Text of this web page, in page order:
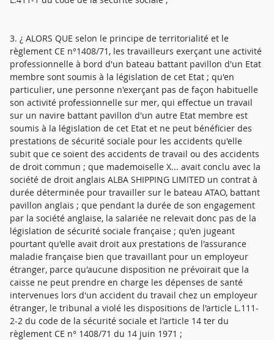
3. ¿ ALORS QUE selon le principe de territorialité et le
règlement CE n°1408/71, les travailleurs exerçant une activité
professionnelle à bord d'un bateau battant pavillon d'un Etat
membre sont soumis à la législation de cet Etat ; qu'en
particulier, une personne n'exerçant pas de façon habituelle
son activité professionnelle sur mer, qui effectue un travail
sur un navire battant pavillon d'un autre Etat membre est
soumis à la législation de cet Etat et ne peut bénéficier des
prestations de sécurité sociale pour les accidents qu'elle
subit que ce soient des accidents de travail ou des accidents
de droit commun ; que mademoiselle X... avait conclu avec la
société de droit anglais ALBA SHIPPING LIMITED un contrat à
durée déterminée pour travailler sur le bateau ATAO, battant
pavillon anglais ; que pendant la durée de son engagement
par la société anglaise, la salariée ne relevait donc pas de la
législation de sécurité sociale française ; qu'en jugeant
pourtant qu'elle avait droit aux prestations de l'assurance
maladie française bien que travaillant pour un employeur
étranger, parce qu'aucune disposition ne prévoirait que la
caisse ne peut prendre en charge les dépenses de santé
intervenues lors d'un accident du travail chez un employeur
étranger, le tribunal a violé les dispositions de l'article L.111-
2-2 du code de la sécurité sociale et l'article 14 ter du
règlement CE n° 1408/71 du 14 juin 1971 ;